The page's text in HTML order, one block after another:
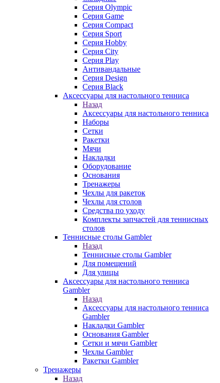
Серия Olympic
Серия Game
Серия Compact
Серия Sport
Серия Hobby
Серия City
Серия Play
Антивандальные
Серия Design
Серия Black
Аксессуары для настольного тенниса
Назад
Аксессуары для настольного тенниса
Наборы
Сетки
Ракетки
Мячи
Накладки
Оборудование
Основания
Тренажеры
Чехлы для ракеток
Чехлы для столов
Средства по уходу
Комплекты запчастей для теннисных
столов
Теннисные столы Gambler
Назад
Теннисные столы Gambler
Для помещений
Для улицы
Аксессуары для настольного тенниса
Gambler
Назад
Аксессуары для настольного тенниса
Gambler
Накладки Gambler
Основания Gambler
Сетки и мячи Gambler
Чехлы Gambler
Ракетки Gambler
Тренажеры
Назад